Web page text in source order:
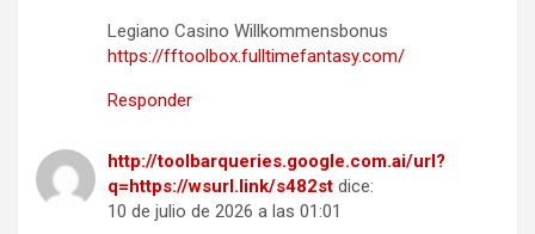
Legiano Casino Willkommensbonus
https://fftoolbox.fulltimefantasy.com/
Responder
http://toolbarqueries.google.com.ai/url?
q=https://wsurl.link/s482st dice:
10 de julio de 2026 a las 01:01